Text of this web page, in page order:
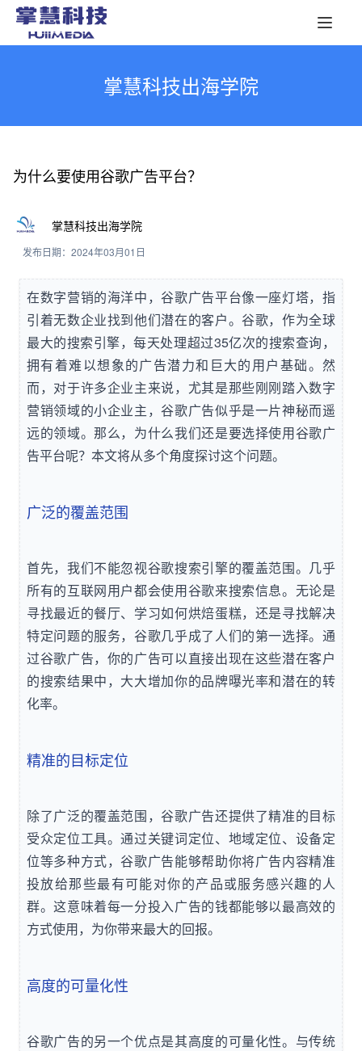
掌慧科技出海学院
为什么要使用谷歌广告平台？
掌慧科技出海学院
发布日期：2024年03月01日
在数字营销的海洋中，谷歌广告平台像一座灯塔，指
引着无数企业找到他们潜在的客户。谷歌，作为全球
最大的搜索引擎，每天处理超过35亿次的搜索查询，
拥有着难以想象的广告潜力和巨大的用户基础。然
而，对于许多企业主来说，尤其是那些刚刚踏入数字
营销领域的小企业主，谷歌广告似乎是一片神秘而遥
远的领域。那么，为什么我们还是要选择使用谷歌广
告平台呢？本文将从多个角度探讨这个问题。
广泛的覆盖范围
首先，我们不能忽视谷歌搜索引擎的覆盖范围。几乎
所有的互联网用户都会使用谷歌来搜索信息。无论是
寻找最近的餐厅、学习如何烘焙蛋糕，还是寻找解决
特定问题的服务，谷歌几乎成了人们的第一选择。通
过谷歌广告，你的广告可以直接出现在这些潜在客户
的搜索结果中，大大增加你的品牌曝光率和潜在的转
化率。
精准的目标定位
除了广泛的覆盖范围，谷歌广告还提供了精准的目标
受众定位工具。通过关键词定位、地域定位、设备定
位等多种方式，谷歌广告能够帮助你将广告内容精准
投放给那些最有可能对你的产品或服务感兴趣的人
群。这意味着每一分投入广告的钱都能够以最高效的
方式使用，为你带来最大的回报。
高度的可量化性
谷歌广告的另一个优点是其高度的可量化性。与传统